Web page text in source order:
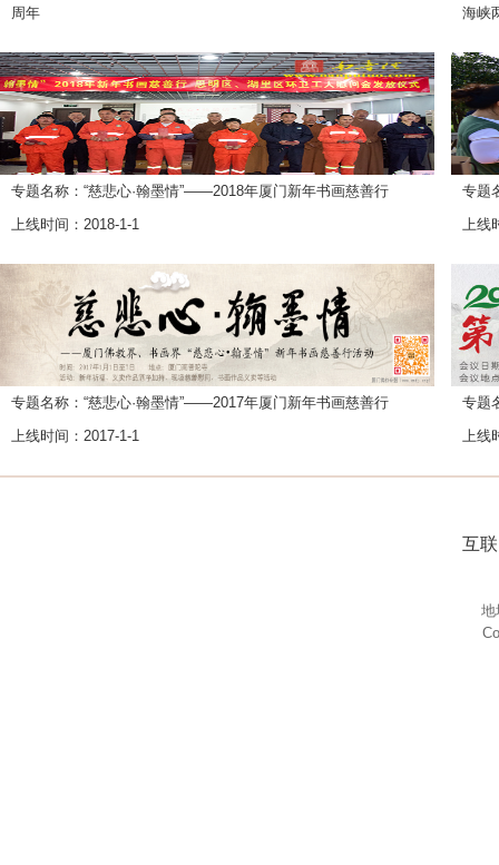
周年
海峡
专题名称：“慈悲心·翰墨情”——2018年厦门新年书画慈善行
上线时间：2018-1-1
专题
上线
专题名称：“慈悲心·翰墨情”——2017年厦门新年书画慈善行
上线时间：2017-1-1
专题
上线
互
地